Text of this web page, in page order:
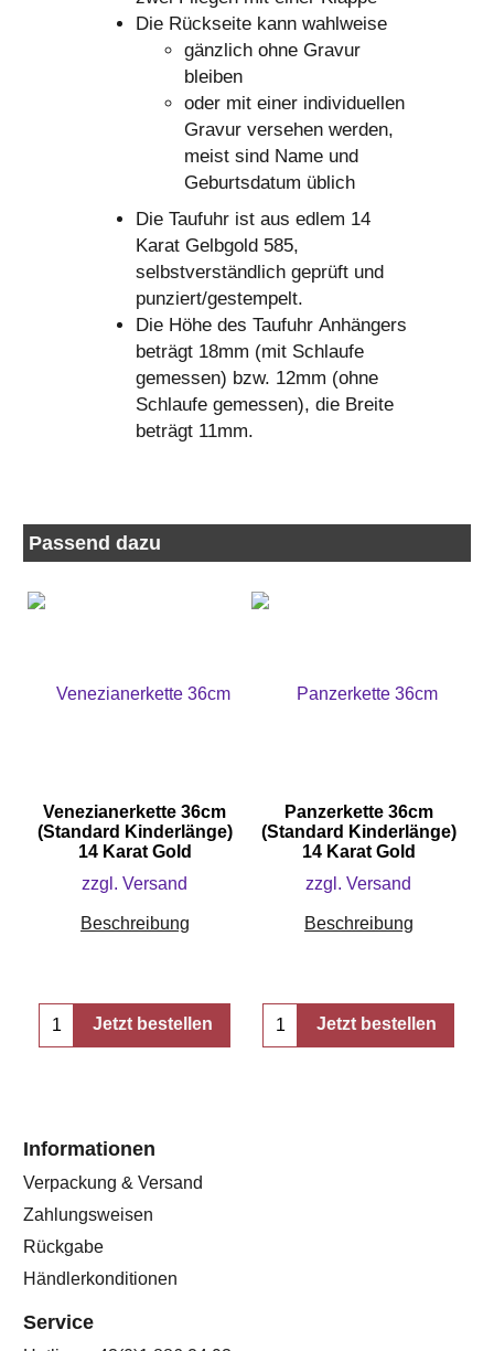
Die Rückseite kann wahlweise
gänzlich ohne Gravur
bleiben
oder mit einer individuellen
Gravur versehen werden,
meist sind Name und
Geburtsdatum üblich
Die Taufuhr ist aus edlem 14
Karat Gelbgold 585,
selbstverständlich geprüft und
punziert/gestempelt.
Die Höhe des Taufuhr Anhängers
beträgt 18mm (mit Schlaufe
gemessen) bzw. 12mm (ohne
Schlaufe gemessen), die Breite
beträgt 11mm.
Passend dazu
Venezianerkette 36cm
(Standard Kinderlänge)
14 Karat Gold
zzgl. Versand
Beschreibung
Jetzt bestellen
Panzerkette 36cm
(Standard Kinderlänge)
14 Karat Gold
zzgl. Versand
Beschreibung
Jetzt bestellen
Informationen
Verpackung & Versand
Zahlungsweisen
Rückgabe
Händlerkonditionen
Service